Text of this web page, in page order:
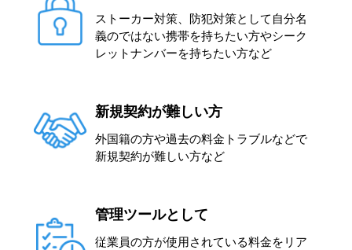
ストーカー対策、防犯対策として自分名
義のではない携帯を持ちたい方やシーク
レットナンバーを持ちたい方など
新規契約が難しい方
外国籍の方や過去の料金トラブルなどで
新規契約が難しい方など
管理ツールとして
従業員の方が使用されている料金をリア